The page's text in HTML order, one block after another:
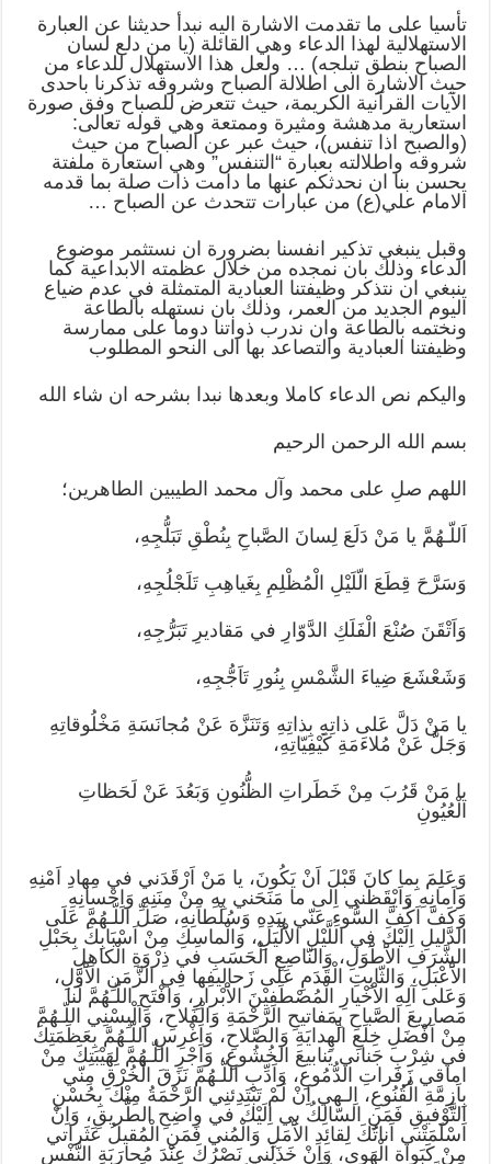
تأسيا على ما تقدمت الاشارة اليه نبدأ حديثنا عن العبارة
الاستهلالية لهذا الدعاء وهي القائلة (يا من دلع لسان
الصباح بنطق تبلجه) … ولعل هذا الاستهلال للدعاء من
حيث الاشارة الى اطلالة الصباح وشروقه تذكرنا باحدى
الآيات القرآنية الكريمة، حيث تتعرض للصباح وفق صورة
استعارية مدهشة ومثيرة وممتعة وهي قوله تعالى:
(والصبح اذا تنفس)، حيث عبر عن الصباح من حيث
شروقه واطلالته بعبارة “التنفس” وهي استعارة ملفتة
يحسن بنا ان نحدثكم عنها ما دامت ذات صلة بما قدمه
الامام علي(ع) من عبارات تتحدث عن الصباح …
وقبل ينبغي تذكير انفسنا بضرورة ان نستثمر موضوع
الدعاء وذلك بان نمجده من خلال عظمته الابداعية كما
ينبغي ان نتذكر وظيفتنا العبادية المتمثلة في عدم ضياع
اليوم الجديد من العمر، وذلك بان نستهله بالطاعة
ونختمه بالطاعة وان ندرب ذواتنا دوما على ممارسة
وظيفتنا العبادية والتصاعد بها الى النحو المطلوب
واليكم نص الدعاء كاملا وبعدها نبدا بشرحه ان شاء الله
بسم الله الرحمن الرحيم
اللهم صلِ على محمد وآل محمد الطيبين الطاهرين؛
اَللّـهُمَّ يا مَنْ دَلَعَ لِسانَ الصَّباحِ بِنُطْقِ تَبَلُّجِهِ،
وَسَرَّحَ قِطَعَ الّلَيْلِ الْمُظْلِمِ بِغَياهِبِ تَلَجْلُجِهِ،
وَاَتْقَنَ صُنْعَ الْفَلَكِ الدَّوّارِ في مَقاديرِ تَبَرُّجِهِ،
وَشَعْشَعَ ضِياءَ الشَّمْسِ بِنُورِ تَاَجُّجِهِ،
يا مَنْ دَلَّ عَلى ذاتِهِ بِذاتِهِ وَتَنَزَّهَ عَنْ مُجانَسَةِ مَخْلُوقاتِهِ
وَجَلَّ عَنْ مُلاءَمَةِ كَيْفِيّاتِهِ،
يا مَنْ قَرُبَ مِنْ خَطَراتِ الظُّنُونِ وَبَعُدَ عَنْ لَحَظاتِ
الْعُيُونِ
وَعَلِمَ بِما كانَ قَبْلَ اَنْ يَكُونَ، يا مَنْ اَرْقَدَني في مِهادِ اَمْنِهِ
وَاَمانِهِ وَاَيْقَظَني اِلى ما مَنَحَني بِهِ مِنْ مِنَنِهِ وَاِحْسانِهِ
وَكَفَّ اَكُفَّ السُّوءِ عَنّي بِيَدِهِ وَسُلْطانِهِ، صَلِّ اللّـهُمَّ عَلَى
الدَّليلِ اِلَيْكَ فِي اللَّيْلِ الاَْلْيَلِ، وَالْماسِكِ مِنْ اَسْبَابِكَ بِحَبْلِ
الشَّرَفِ الاَْطْوَلِ، وَالنّاصِعِ الْحَسَبِ في ذِرْوَةِ الْكاهِلِ
الاَْعْبَلِ، وَالثّابِتِ الْقَدَمِ عَلى زَحاليفِها فِي الزَّمَنِ الاَْوَّلِ،
وَعَلى آلِهِ الاَْخْيارِ الْمُصْطَفِيْنَ الاَْبْرارِ، وَافْتَحِ اللّـهُمَّ لَنا
مَصاريعَ الصَّباحِ بِمَفاتيحِ الرَّحْمَةِ وَالْفَلاحِ، وَاَلْبِسْنِي اللّـهُمَّ
مِنْ اَفْضَلِ خِلَعِ الْهِدايَةِ وَالصَّلاحِ، وَاَغْرِسِ اللّـهُمَّ بِعَظَمَتِكَ
في شِرْبِ جَناني يَنابيعَ الخُشُوعِ، وَاَجْرِ اللّـهُمَّ لِهَيْبَتِكَ مِنْ
اماقي زَفَراتِ الدُّمُوعِ، وَاَدِّبِ اللّـهُمَّ نَزَقَ الْخُرْقِ مِنّي
بِاَزِمَّةِ الْقُنُوعِ، اِلـهي اِنْ لَمْ تَبْتَدِئنِي الرَّحْمَةُ مِنْكَ بِحُسْنِ
التَّوْفيقِ فَمَنِ السّالِكُ بي اِلَيْكَ في واضِحِ الطَّريقِ، وَاِنْ
اَسْلَمَتْني اَناتُكَ لِقائِدِ الاَْمَلِ وَالْمُني فَمَنِ الْمُقيلُ عَثَراتي
مِنْ كَبَواة الْهَوى، وَاِنْ خَذَلَني نَصْرُكَ عِنْدَ مُحارَبَةِ النَّفْسِ